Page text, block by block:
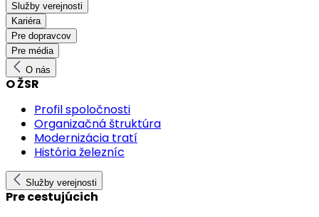
Služby verejnosti
Kariéra
Pre dopravcov
Pre média
O nás
O ŽSR
Profil spoločnosti
Organizačná štruktúra
Modernizácia tratí
História železníc
Služby verejnosti
Pre cestujúcich